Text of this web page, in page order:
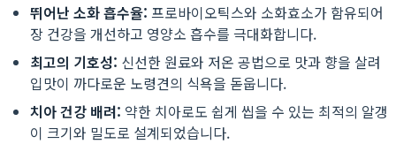
뛰어난 소화 흡수율: 프로바이오틱스와 소화효소가 함유되어
장 건강을 개선하고 영양소 흡수를 극대화합니다.
최고의 기호성: 신선한 원료와 저온 공법으로 맛과 향을 살려
입맛이 까다로운 노령견의 식욕을 돋웁니다.
치아 건강 배려: 약한 치아로도 쉽게 씹을 수 있는 최적의 알갱
이 크기와 밀도로 설계되었습니다.